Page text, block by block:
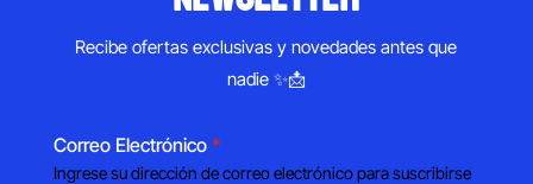
Recibe ofertas exclusivas y novedades antes que
nadie ✨📩
Correo Electrónico *
Ingrese su dirección de correo electrónico para suscribirse